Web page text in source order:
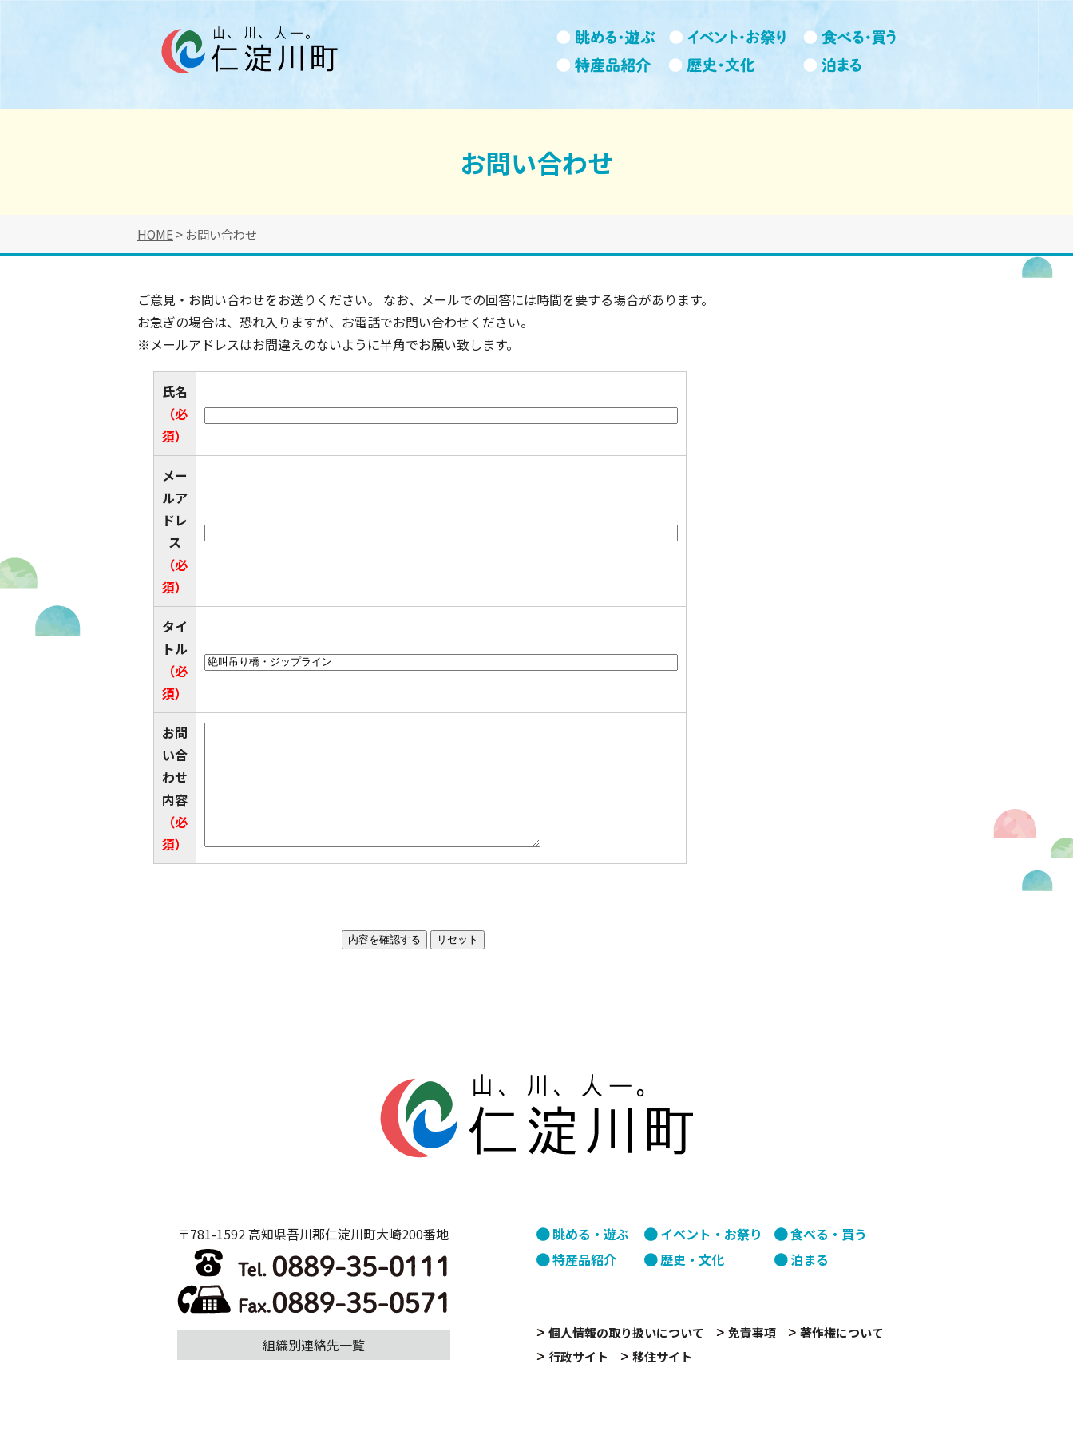
お問い合わせ
HOME > お問い合わせ
ご意見・お問い合わせをお送りください。 なお、メールでの回答には時間を要する場合があります。
お急ぎの場合は、恐れ入りますが、お電話でお問い合わせください。
※メールアドレスはお間違えのないように半角でお願い致します。
氏名
（必
須）
メー
ルア
ドレ
ス
（必
須）
タイ
トル
（必
須）
お問
い合
わせ
内容
（必
須）
〒781-1592 高知県吾川郡仁淀川町大崎200番地
組織別連絡先一覧
眺める・遊ぶ イベント・お祭り
食べる・買う
特産品紹介
歴史・文化 泊まる
個人情報の取り扱いについて 免責事項
著作権について
行政サイト
移住サイト